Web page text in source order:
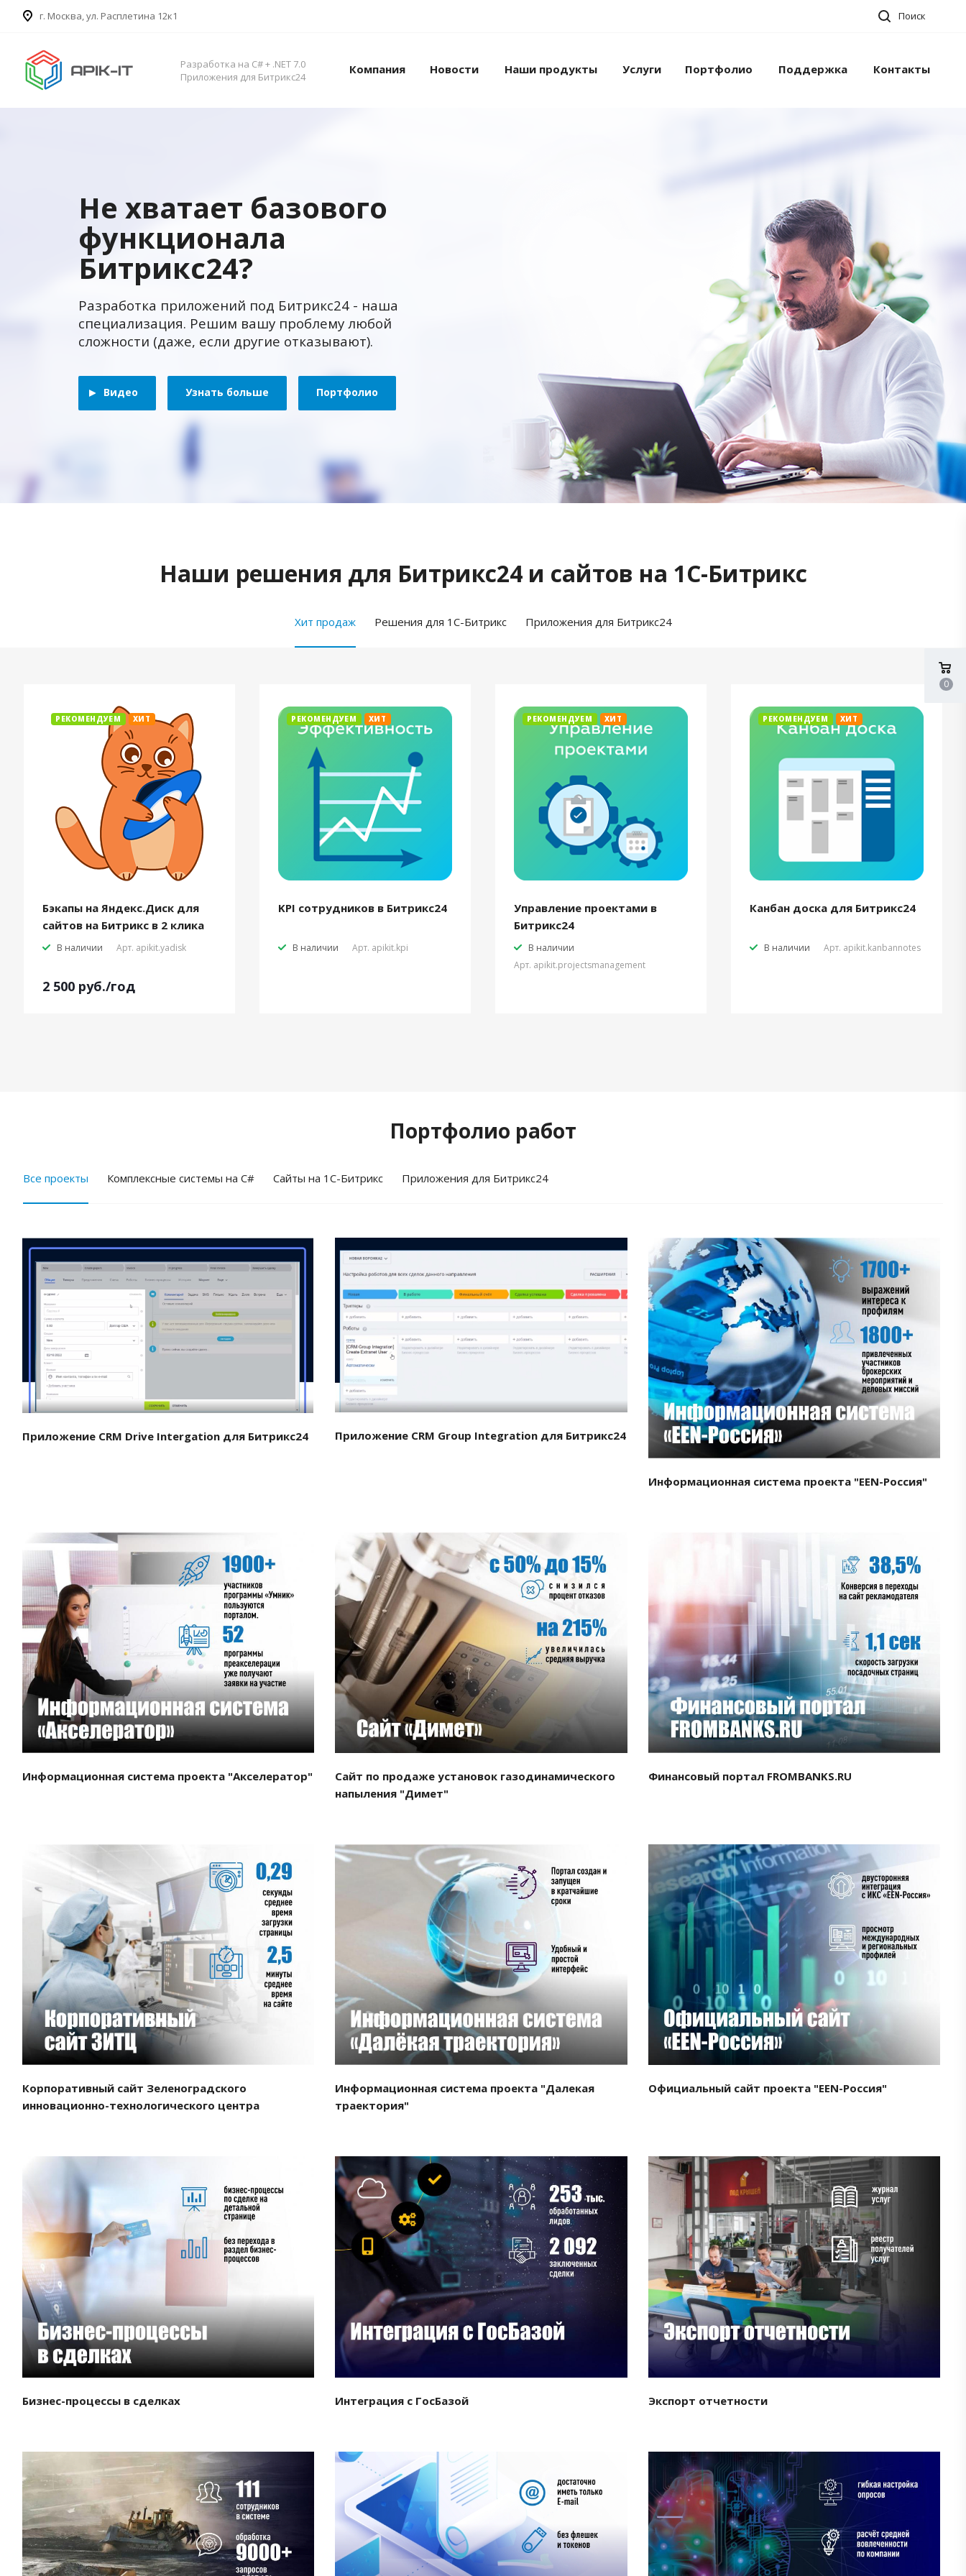
​г. Москва, ул. Расплетина 12к1 Поиск
Разработка на C# + .NET 7.0
Приложения для Битрикс24
Компания Новости Наши продукты Услуги Портфолио Поддержка Контакты
Не хватает базового
функционала
Битрикс24?
Разработка приложений под Битрикс24 - наша
специализация. Решим вашу проблему любой
сложности (даже, если другие отказывают).
Видео Узнать больше Портфолио
Наши решения для Битрикс24 и сайтов на 1С-Битрикс
Хит продаж Решения для 1С-Битрикс Приложения для Битрикс24
РЕКОМЕНДУЕМ ХИТ
Бэкапы на Яндекс.Диск для
сайтов на Битрикс в 2 клика
В наличии Арт. apikit.yadisk
2 500 руб./год
РЕКОМЕНДУЕМ ХИТ
KPI сотрудников в Битрикс24
В наличии Арт. apikit.kpi
РЕКОМЕНДУЕМ ХИТ
Управление проектами в
Битрикс24
В наличии
Арт. apikit.projectsmanagement
РЕКОМЕНДУЕМ ХИТ
Канбан доска для Битрикс24
В наличии Арт. apikit.kanbannotes
Портфолио работ
Все проекты Комплексные системы на C# Cайты на 1С-Битрикс Приложения для Битрикс24
Смотреть проект
Приложение CRM Drive Intergation для Битрикс24 Приложение CRM Group Integration для Битрикс24
Смотреть проект
Информационная система проекта "EEN-Россия"
Смотреть проект
Информационная система проекта "Акселератор"
Смотреть проект
Сайт по продаже установок газодинамического
напыления "Димет"
Смотреть проект
Финансовый портал FROMBANKS.RU
Смотреть проект
Корпоративный сайт Зеленоградского
инновационно-технологического центра
Смотреть проект
Информационная система проекта "Далекая
траектория"
Смотреть проект
Официальный сайт проекта "EEN-Россия"
Бизнес-процессы в сделках
Смотреть проект
Интеграция с ГосБазой
Смотреть проект
Экспорт отчетности
Смотреть проект Смотреть проект Смотреть проект
0